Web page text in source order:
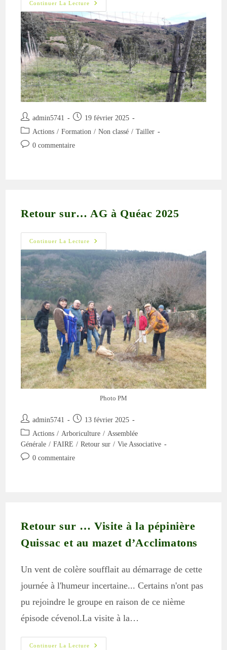
Continuer La Lecture
Atelier
« Jeune
Verger »
–
Le
8
Mars
À
Mijavols
Auteur/autrice
de
publication :
admin5741
Publication
publiée :
19 février 2025
Post
category:
Actions / Formation / Non classé / Tailler
Commentaires
0 commentaire
Retour sur… AG à Quéac 2025
Continuer La Lecture
Retour
Sur…
Quéac
2025
Photo PM
Auteur/autrice
de
la
admin5741
Publication
publiée :
13 février 2025
Post
category:
Actions / Arboriculture / Assemblée
Générale / FAIRE / Retour sur / Vie Associative
Commentaires
0 commentaire
Retour sur … Visite à la pépinière
Quissac et au mazet d’Acclimatons
Un vent de colère soufflait au démarrage de cette
journée à l'humeur incertaine... Certains n'ont pas
pu rejoindre le groupe en raison de ce nième
épisode cévenol.La visite à la…
Continuer La Lecture
Retour